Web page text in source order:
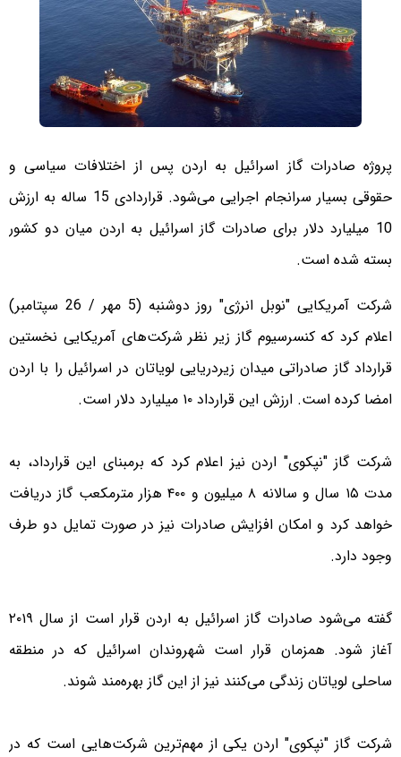
پروژه صادرات گاز اسرائیل به اردن پس از اختلافات سیاسی و
حقوقی بسیار سرانجام اجرایی می‌شود. قراردادی 15 ساله به ارزش
10 میلیارد دلار برای صادرات گاز اسرائیل به اردن میان دو کشور
بسته شده است.
شرکت آمریکایی "نوبل انرژی" روز دوشنبه (5 مهر / 26 سپتامبر)
اعلام کرد که کنسرسیوم گاز زیر نظر شرکت‌های آمریکایی نخستین
قرارداد گاز صادراتی میدان زیردریایی لویاتان در اسرائیل را با اردن
امضا کرده است. ارزش این قرارداد ۱۰ میلیارد دلار است.
شرکت گاز "نپکوی" اردن نیز اعلام کرد که برمبنای این قرارداد، به
مدت ۱۵ سال و سالانه ۸ میلیون و ۴۰۰ هزار مترمکعب گاز دریافت
خواهد کرد و امکان افزایش صادرات نیز در صورت تمایل دو طرف
وجود دارد.
گفته می‌شود صادرات گاز اسرائیل به اردن قرار است از سال ۲۰۱۹
آغاز شود. همزمان قرار است شهروندان اسرائیل که در منطقه
ساحلی لویاتان زندگی می‌کنند نیز از این گاز بهره‌مند شوند.
شرکت گاز "نپکوی" اردن یکی از مهم‌ترین شرکت‌هایی است که در